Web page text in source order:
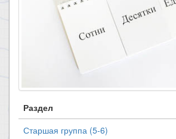
Раздел
Старшая группа (5-6)